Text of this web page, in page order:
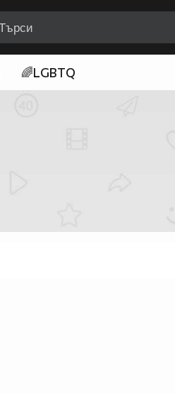
🌈LGBTQ